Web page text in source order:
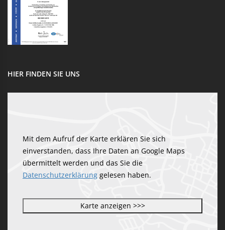
HIER FINDEN SIE UNS
Mit dem Aufruf der Karte erklären Sie sich
einverstanden, dass Ihre Daten an Google Maps
übermittelt werden und das Sie die
Datenschutzerklärung gelesen haben.